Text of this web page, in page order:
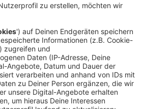
schlechten Zustand sind
daher
oder ertüchtigt werden, um
für den Verkehr zu
des Landesbetriebs Straßen
des Verkehrsministeriums